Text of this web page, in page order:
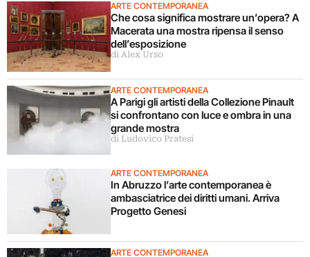
ARTE CONTEMPORANEA
Che cosa significa mostrare un’opera? A
Macerata una mostra ripensa il senso
dell’esposizione
di Alex Urso
ARTE CONTEMPORANEA
A Parigi gli artisti della Collezione Pinault
si confrontano con luce e ombra in una
grande mostra
di Ludovico Pratesi
ARTE CONTEMPORANEA
In Abruzzo l’arte contemporanea è
ambasciatrice dei diritti umani. Arriva
Progetto Genesi
ARTE CONTEMPORANEA